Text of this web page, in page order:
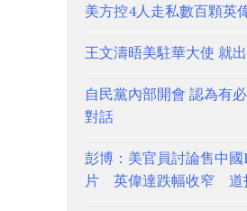
美方控4人走私數百顆英
王文濤晤美駐華大使 就
自民黨內部開會 認為有
對話
彭博：美官員討論售中
片 英偉達跌幅收窄 道